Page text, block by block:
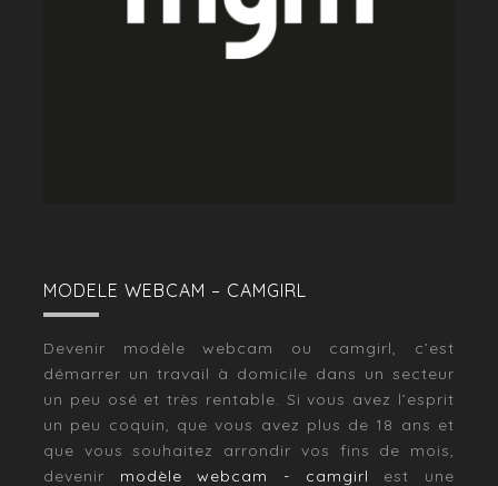
MODELE WEBCAM – CAMGIRL
Devenir modèle webcam ou camgirl, c’est
démarrer un travail à domicile dans un secteur
un peu osé et très rentable. Si vous avez l’esprit
un peu coquin, que vous avez plus de 18 ans et
que vous souhaitez arrondir vos fins de mois,
devenir modèle webcam - camgirl est une